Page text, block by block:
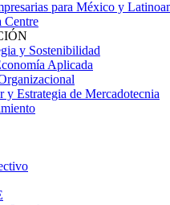
para México y
Centre
y Sostenibilidad
Aplicada
y Estrategia de Mercadotecnia